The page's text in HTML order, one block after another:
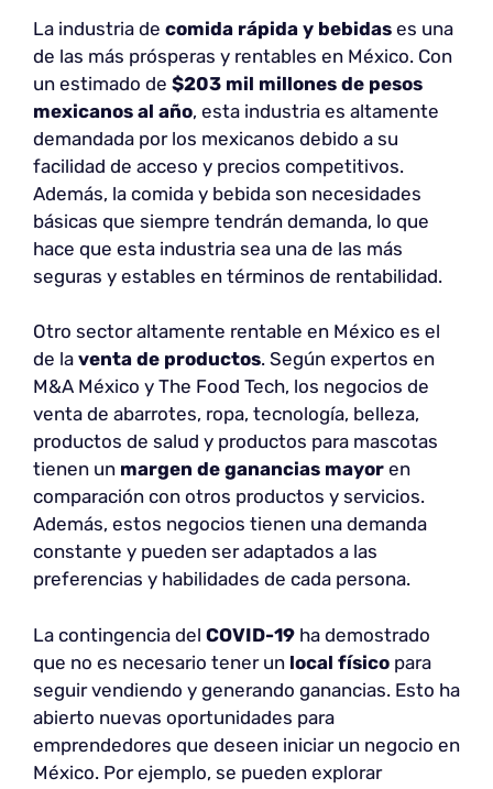
La industria de comida rápida y bebidas es una
de las más prósperas y rentables en México. Con
un estimado de $203 mil millones de pesos
mexicanos al año, esta industria es altamente
demandada por los mexicanos debido a su
facilidad de acceso y precios competitivos.
Además, la comida y bebida son necesidades
básicas que siempre tendrán demanda, lo que
hace que esta industria sea una de las más
seguras y estables en términos de rentabilidad.
Otro sector altamente rentable en México es el
de la venta de productos. Según expertos en
M&A México y The Food Tech, los negocios de
venta de abarrotes, ropa, tecnología, belleza,
productos de salud y productos para mascotas
tienen un margen de ganancias mayor en
comparación con otros productos y servicios.
Además, estos negocios tienen una demanda
constante y pueden ser adaptados a las
preferencias y habilidades de cada persona.
La contingencia del COVID-19 ha demostrado
que no es necesario tener un local físico para
seguir vendiendo y generando ganancias. Esto ha
abierto nuevas oportunidades para
emprendedores que deseen iniciar un negocio en
México. Por ejemplo, se pueden explorar